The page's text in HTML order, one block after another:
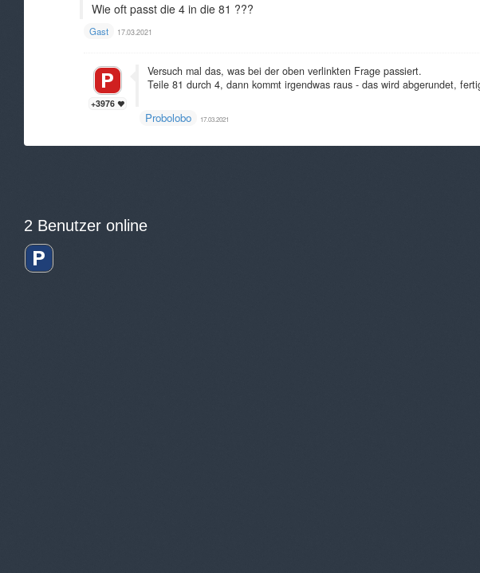
Wie oft passt die 4 in die 81 ???
Gast 17.03.2021
+3976
Versuch mal das, was bei der oben verlinkten Frage passiert.
Teile 81 durch 4, dann kommt irgendwas raus - das wird abgerundet,
Probolobo 17.03.2021
2 Benutzer online